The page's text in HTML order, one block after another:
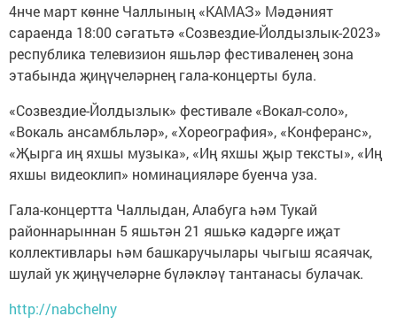
4нче март көнне Чаллының «КАМАЗ» Мәдәният
сараенда 18:00 сәгатьтә «Созвездие-Йолдызлык-2023»
республика телевизион яшьләр фестиваленең зона
этабында җиңүчеләрнең гала-концерты була.
«Созвездие-Йолдызлык» фестивале «Вокал-соло»,
«Вокаль ансамбльләр», «Хореография», «Конферанс»,
«Җырга иң яхшы музыка», «Иң яхшы җыр тексты», «Иң
яхшы видеоклип» номинацияләре буенча уза.
Гала-концертта Чаллыдан, Алабуга һәм Тукай
районнарыннан 5 яшьтән 21 яшькә кадәрге иҗат
коллективлары һәм башкаручылары чыгыш ясаячак,
шулай ук җиңүчеләрне бүләкләү тантанасы булачак.
http://nabchelny